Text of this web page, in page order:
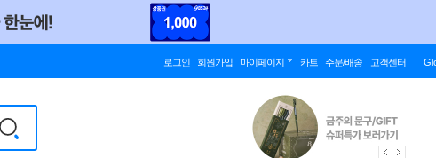
로그인 회원가입 마이페이지 카트 주문/배송 고객센터